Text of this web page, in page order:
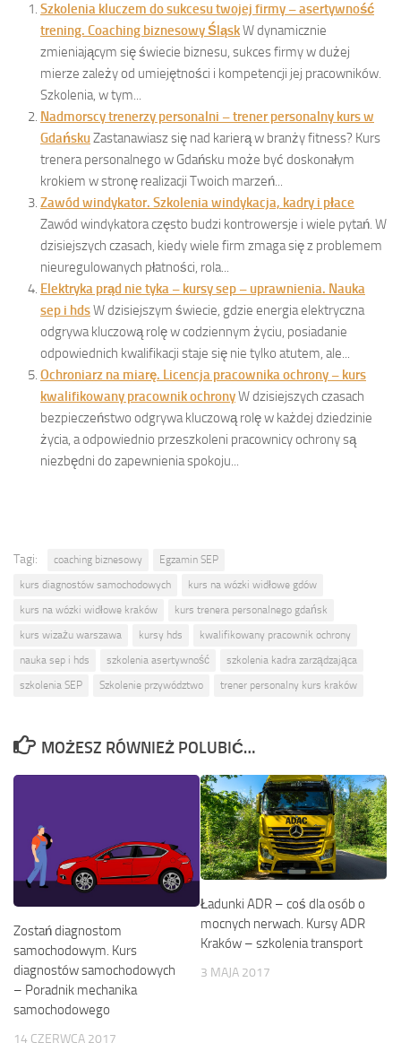
Szkolenia kluczem do sukcesu twojej firmy – asertywność
trening. Coaching biznesowy ŚląskW dynamicznie
zmieniającym się świecie biznesu, sukces firmy w dużej
mierze zależy od umiejętności i kompetencji jej pracowników.
Szkolenia, w tym...
Nadmorscy trenerzy personalni – trener personalny kurs w
GdańskuZastanawiasz się nad karierą w branży fitness? Kurs
trenera personalnego w Gdańsku może być doskonałym
krokiem w stronę realizacji Twoich marzeń...
Zawód windykator. Szkolenia windykacja, kadry i płace
Zawód windykatora często budzi kontrowersje i wiele pytań. W
dzisiejszych czasach, kiedy wiele firm zmaga się z problemem
nieuregulowanych płatności, rola...
Elektryka prąd nie tyka – kursy sep – uprawnienia. Nauka
sep i hdsW dzisiejszym świecie, gdzie energia elektryczna
odgrywa kluczową rolę w codziennym życiu, posiadanie
odpowiednich kwalifikacji staje się nie tylko atutem, ale...
Ochroniarz na miarę. Licencja pracownika ochrony – kurs
kwalifikowany pracownik ochronyW dzisiejszych czasach
bezpieczeństwo odgrywa kluczową rolę w każdej dziedzinie
życia, a odpowiednio przeszkoleni pracownicy ochrony są
niezbędni do zapewnienia spokoju...
Tagi: coaching biznesowy
Egzamin SEP
kurs diagnostów samochodowych
kurs na wózki widłowe gdów
kurs na wózki widłowe kraków
kurs trenera personalnego gdańsk
kurs wizażu warszawa
kursy hds
kwalifikowany pracownik ochrony
nauka sep i hds
szkolenia asertywność
szkolenia kadra zarządzająca
szkolenia SEP
Szkolenie przywództwo trener personalny kurs kraków
MOŻESZ RÓWNIEŻ POLUBIĆ…
Zostań diagnostom
samochodowym. Kurs
diagnostów samochodowych
– Poradnik mechanika
samochodowego
14 CZERWCA 2017
Ładunki ADR – coś dla osób o
mocnych nerwach. Kursy ADR
Kraków – szkolenia transport
3 MAJA 2017